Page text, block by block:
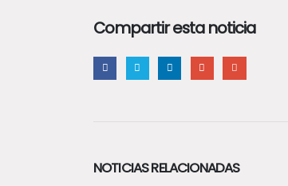
Compartir esta noticia
NOTICIAS RELACIONADAS